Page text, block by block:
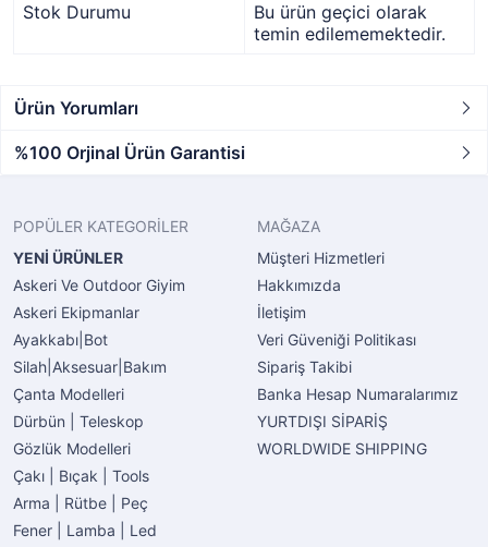
Stok Durumu
Bu ürün geçici olarak
temin edilememektedir.
Ürün Yorumları
%100 Orjinal Ürün Garantisi
POPÜLER KATEGORİLER
YENİ ÜRÜNLER
Askeri Ve Outdoor Giyim
Askeri Ekipmanlar
Ayakkabı|Bot
Silah|Aksesuar|Bakım
Çanta Modelleri
Dürbün | Teleskop
Gözlük Modelleri
Çakı | Bıçak | Tools
Arma | Rütbe | Peç
Fener | Lamba | Led
MAĞAZA
Müşteri Hizmetleri
Hakkımızda
İletişim
Veri Güveniği Politikası
Sipariş Takibi
Banka Hesap Numaralarımız
YURTDIŞI SİPARİŞ
WORLDWIDE SHIPPING